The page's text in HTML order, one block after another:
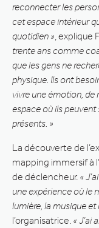
reconnecter les
cet espace intérieur
quotidien » , explique
trente ans comme
que les gens ne
physique. Ils ont
vivre une émotion, de
espace où ils
présents. »
La découverte de
mapping immersif à
de déclencheur. «
une expérience où le
lumière, la musique et
l’organisatrice. « J’ai